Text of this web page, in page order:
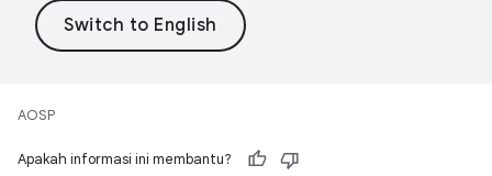
AOSP
Apakah informasi ini membantu?